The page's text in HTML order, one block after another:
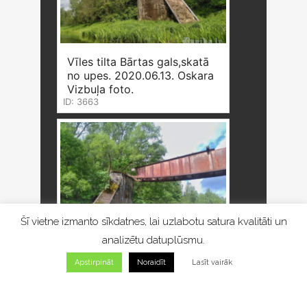
Vīles tilta Bārtas gals,skatā
no upes. 2020.06.13. Oskara
Vizbuļa foto.
ID: 3663
Vīles tilta Dunikas gals,
Šī vietne izmanto sīkdatnes, lai uzlabotu satura kvalitāti un
analizētu datuplūsmu.
Apstirpināt Noraidīt Lasīt vairāk